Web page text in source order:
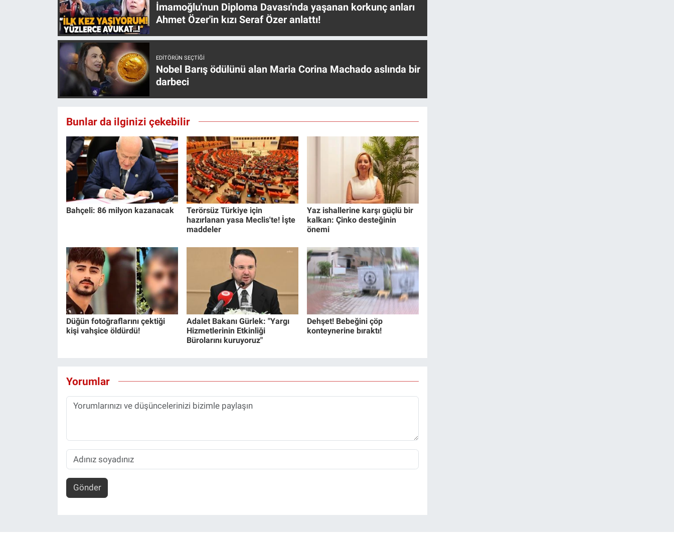
İmamoğlu'nun Diploma Davası'nda yaşanan korkunç anları
Ahmet Özer'in kızı Seraf Özer anlattı!
EDITÖRÜN SEÇTIĞI
Nobel Barış ödülünü alan Maria Corina Machado aslında bir
darbeci
Bunlar da ilginizi çekebilir
Bahçeli: 86 milyon kazanacak
Terörsüz Türkiye için
hazırlanan yasa Meclis'te! İşte
maddeler
Yaz ishallerine karşı güçlü bir
kalkan: Çinko desteğinin
önemi
Düğün fotoğraflarını çektiği
kişi vahşice öldürdü!
Adalet Bakanı Gürlek: "Yargı
Hizmetlerinin Etkinliği
Bürolarını kuruyoruz"
Dehşet! Bebeğini çöp
konteynerine bıraktı!
Yorumlar
Gönder